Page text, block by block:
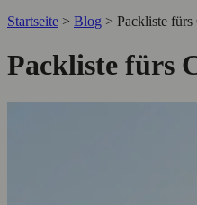
Startseite > Blog > Packliste fürs
Packliste fürs